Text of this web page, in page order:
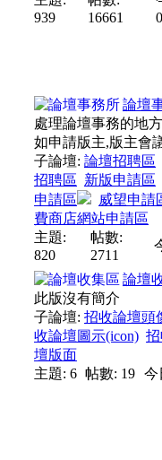
939
16661
0
論壇
處理論壇事務的地方
如申請版主,版主會
子論壇: 論壇招聘區
招聘區 新版申請區
申請區
威望申請
費商店網站申請區
主題:
820
帖數:
2711
論壇
此版沒有簡介
子論壇: 招收論壇頭
收論壇圖示(icon)
壇版面
主題: 6 帖數: 19 今